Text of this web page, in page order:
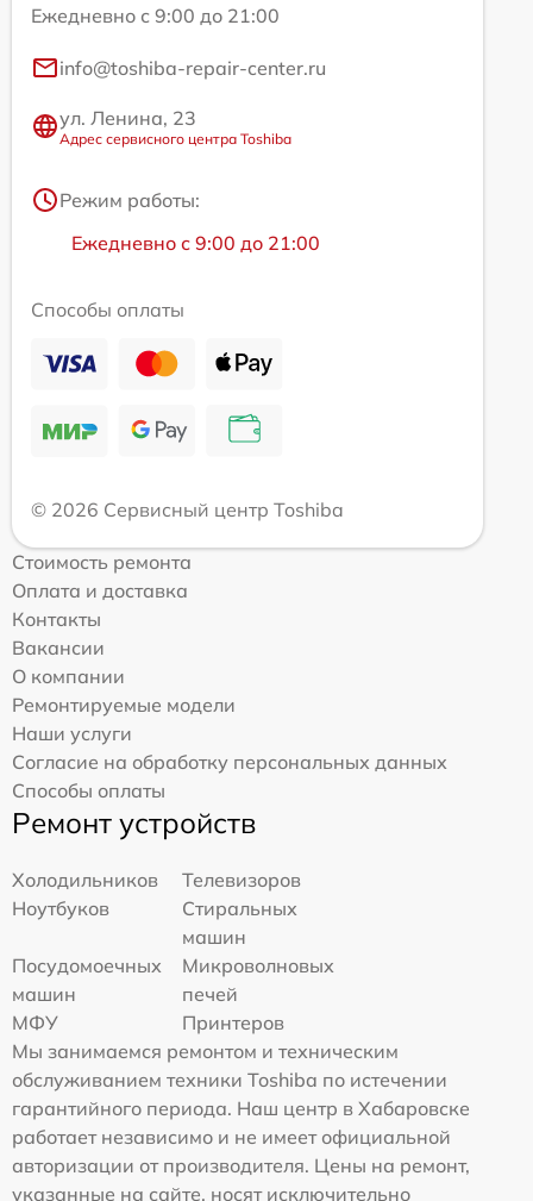
Ежедневно с 9:00 до 21:00
info@toshiba-repair-center.ru
ул. Ленина, 23
Адрес сервисного центра Toshiba
Режим работы:
Ежедневно с 9:00 до 21:00
Способы оплаты
© 2026 Сервисный центр Toshiba
Стоимость ремонта
Оплата и доставка
Контакты
Вакансии
О компании
Ремонтируемые модели
Наши услуги
Согласие на обработку персональных данных
Способы оплаты
Ремонт устройств
Холодильников
Телевизоров
Ноутбуков
Стиральных
машин
Посудомоечных
машин
Микроволновых
печей
МФУ
Принтеров
Мы занимаемся ремонтом и техническим
обслуживанием техники Toshiba по истечении
гарантийного периода. Наш центр в Хабаровске
работает независимо и не имеет официальной
авторизации от производителя. Цены на ремонт,
указанные на сайте, носят исключительно